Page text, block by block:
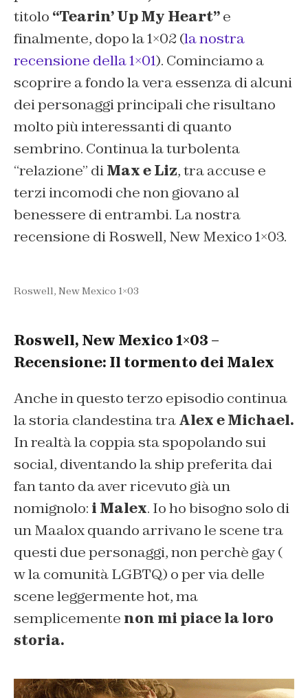
titolo “Tearin’ Up My Heart”e
finalmente, dopo la 1×02 (la nostra
recensione della 1×01). Cominciamo a
scoprire a fondo la vera essenza di alcuni
dei personaggi principali che risultano
molto più interessanti di quanto
sembrino. Continua la turbolenta
“relazione” diMax e Liz, tra accuse e
terzi incomodi che non giovano al
benessere di entrambi. La nostra
recensione di Roswell, New Mexico 1×03.
Roswell, New Mexico 1×03
Roswell, New Mexico 1×03 –
Recensione: Il tormento dei Malex
Anche in questo terzo episodio continua
la storia clandestina traAlex e Michael.
In realtà la coppia sta spopolando sui
social, diventando la ship preferita dai
fan tanto da aver ricevuto già un
nomignolo: i Malex. Io ho bisogno solo di
un Maalox quando arrivano le scene tra
questi due personaggi, non perchè gay (
w la comunità LGBTQ) o per via delle
scene leggermente hot, ma
semplicemente non mi piace la loro
storia.